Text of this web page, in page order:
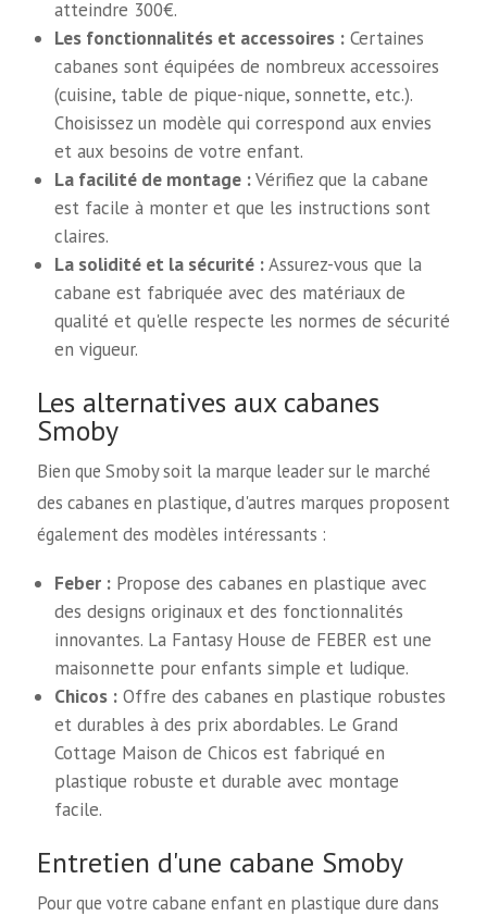
atteindre 300€.
Les fonctionnalités et accessoires : Certaines
cabanes sont équipées de nombreux accessoires
(cuisine, table de pique-nique, sonnette, etc.).
Choisissez un modèle qui correspond aux envies
et aux besoins de votre enfant.
La facilité de montage :Vérifiez que la cabane
est facile à monter et que les instructions sont
claires.
La solidité et la sécurité :Assurez-vous que la
cabane est fabriquée avec des matériaux de
qualité et qu'elle respecte les normes de sécurité
en vigueur.
Les alternatives aux cabanes
Smoby
Bien que Smoby soit la marque leader sur le marché
des cabanes en plastique, d'autres marques proposent
également des modèles intéressants :
Feber : Propose des cabanes en plastique avec
des designs originaux et des fonctionnalités
innovantes. La Fantasy House de FEBER est une
maisonnette pour enfants simple et ludique.
Chicos : Offre des cabanes en plastique robustes
et durables à des prix abordables. Le Grand
Cottage Maison de Chicos est fabriqué en
plastique robuste et durable avec montage
facile.
Entretien d'une cabane Smoby
Pour que votre cabane enfant en plastique dure dans